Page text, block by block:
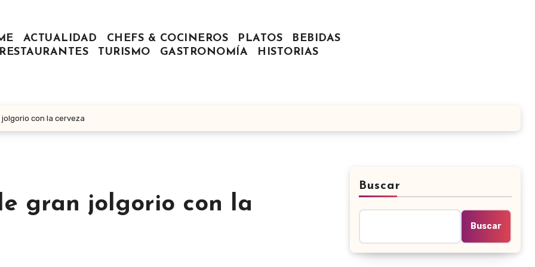
ACTUALIDAD CHEFS & COCINEROS PLATOS
BEBIDAS
RESTAURANTES
TURISMO GASTRONOMÍA HISTORIAS
con la cerveza
gran jolgorio con la
Buscar
Buscar